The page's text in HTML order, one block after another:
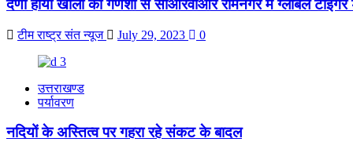
दैणा होया खोली का गणेशा से सीआरवीआर रामनगर में ग्लोबल
टीम राष्ट्र संत न्यूज July 29, 2023 0
उत्तराखण्ड
पर्यावरण
नदियों के अस्तित्व पर गहरा रहे संकट के बादल